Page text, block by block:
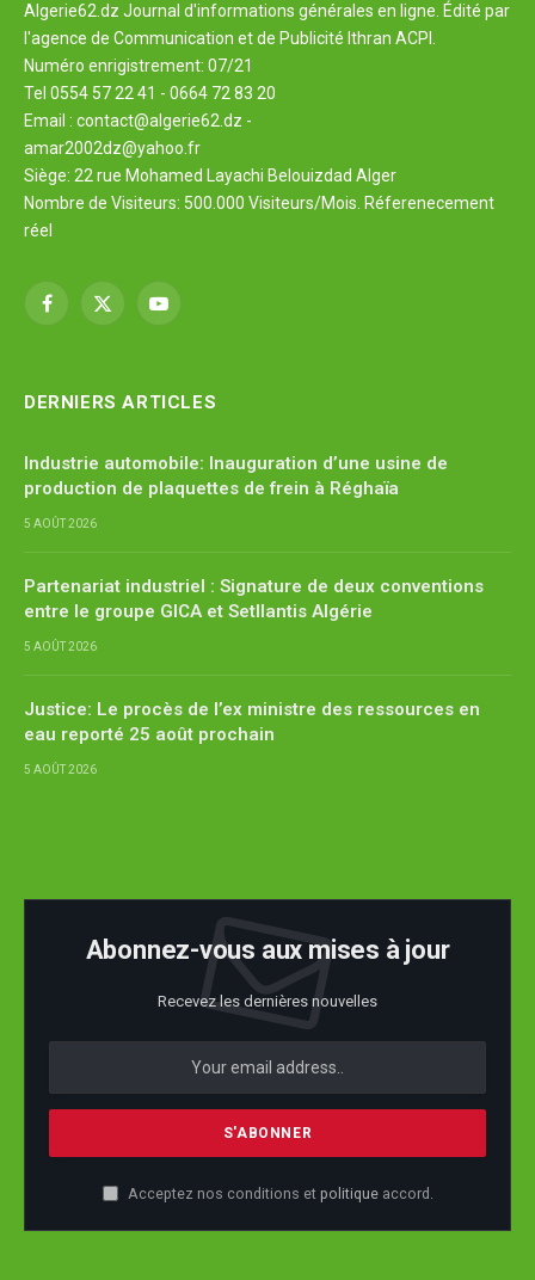
Algerie62.dz Journal d'informations générales en ligne. Édité par
l'agence de Communication et de Publicité Ithran ACPI.
Numéro enrigistrement: 07/21
Tel 0554 57 22 41 - 0664 72 83 20
Email : contact@algerie62.dz -
amar2002dz@yahoo.fr
Siège: 22 rue Mohamed Layachi Belouizdad Alger
Nombre de Visiteurs: 500.000 Visiteurs/Mois. Réferenecement
réel
Facebook
X
YouTube
DERNIERS ARTICLES
Industrie automobile: Inauguration d’une usine de
production de plaquettes de frein à Réghaïa
5 AOÛT 2026
Partenariat industriel : Signature de deux conventions
entre le groupe GICA et Setllantis Algérie
5 AOÛT 2026
Justice: Le procès de l’ex ministre des ressources en
eau reporté 25 août prochain
5 AOÛT 2026
Abonnez-vous aux mises à jour
Recevez les dernières nouvelles
Acceptez nos conditions et politiqueaccord.